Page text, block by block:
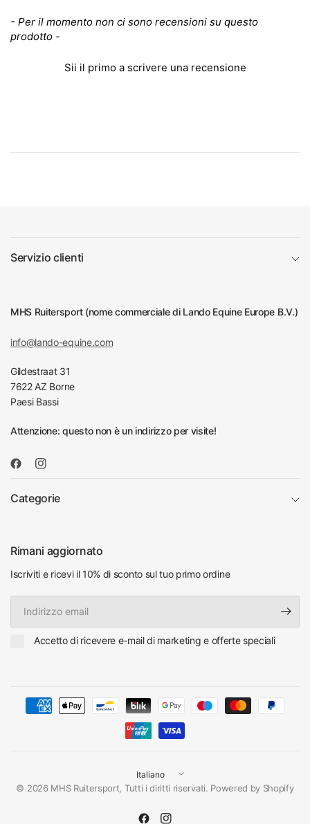
- Per il momento non ci sono recensioni su questo
prodotto -
Sii il primo a scrivere una recensione
New content loaded
Servizio clienti
MHS Ruitersport (nome commerciale di Lando Equine Europe B.V.)
info@lando-equine.com
Gildestraat 31
7622 AZ Borne
Paesi Bassi
Attenzione: questo non è un indirizzo per visite!
Categorie
Rimani aggiornato
Iscriviti e ricevi il 10% di sconto sul tuo primo ordine
email
Accetto di ricevere e-mail di marketing e offerte speciali
Aggiorna
paese/area
© 2026 MHS Ruitersport, Tutti i diritti riservati. Powered by Shopify